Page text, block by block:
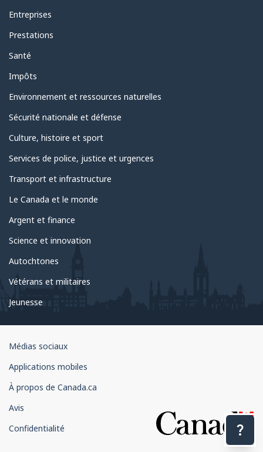
Entreprises
Prestations
Santé
Impôts
Environnement et ressources naturelles
Sécurité nationale et défense
Culture, histoire et sport
Services de police, justice et urgences
Transport et infrastructure
Le Canada et le monde
Argent et finance
Science et innovation
Autochtones
Vétérans et militaires
Jeunesse
Organisation
gouvernement
du
Canada
Médias sociaux
Applications mobiles
À propos de Canada.ca
Avis
Confidentialité